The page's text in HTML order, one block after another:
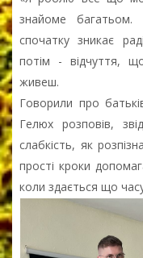
знайоме багатьом.
спочатку зникає
потім - відчуття,
живеш.
Говорили про
Гелюх розповів,
слабкість, як
прості кроки
коли здається що